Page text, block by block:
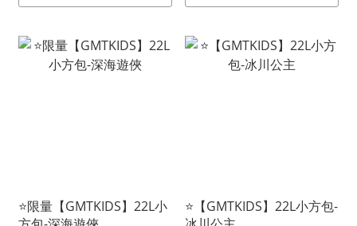
⭐限量【GMTKIDS】22L小
⭐【GMTKIDS】22L小方包-